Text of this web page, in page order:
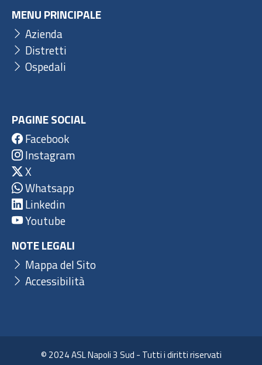
MENU PRINCIPALE
Azienda
Distretti
Ospedali
PAGINE SOCIAL
Facebook
Instagram
X
Whatsapp
Linkedin
Youtube
NOTE LEGALI
Mappa del Sito
Accessibilità
© 2024 ASL Napoli 3 Sud - Tutti i diritti riservati